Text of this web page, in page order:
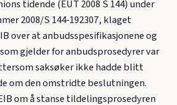
tidende (EUT 2008 S 144) under
2008/S 144‑192307, klaget
over at anbudsspesifikasjonene og
gjelder for anbudsprosedyrer var
saksøker ikke hadde blitt
om den omstridte beslutningen.
om å stanse tildelingsprosedyren